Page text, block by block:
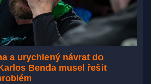
a urychlený návrat do
Benda musel řešit